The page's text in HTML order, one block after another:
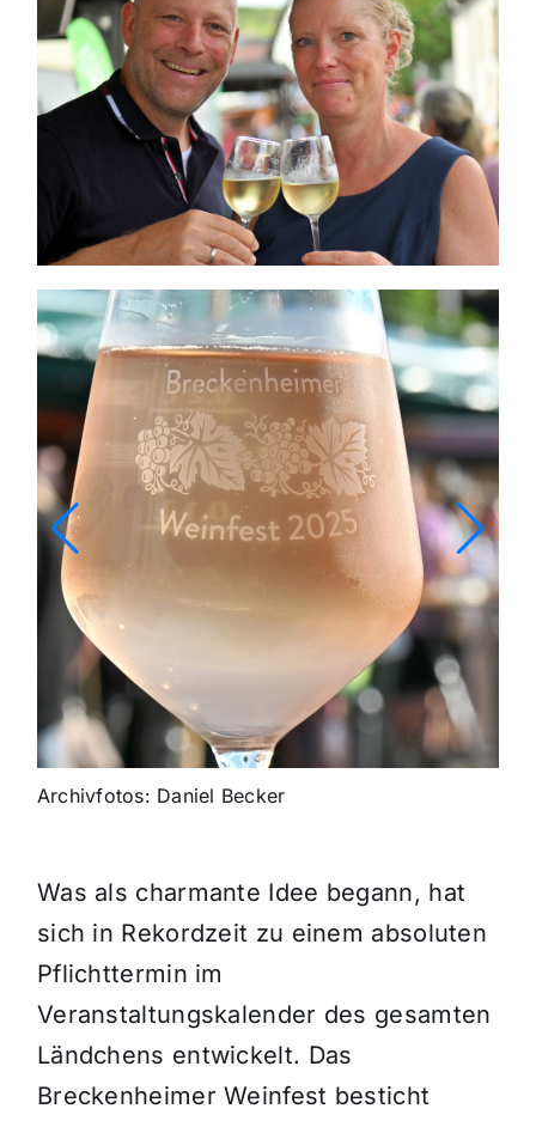
Archivfotos: Daniel Becker
Was als charmante Idee begann, hat
sich in Rekordzeit zu einem absoluten
Pflichttermin im
Veranstaltungskalender des gesamten
Ländchens entwickelt. Das
Breckenheimer Weinfest besticht